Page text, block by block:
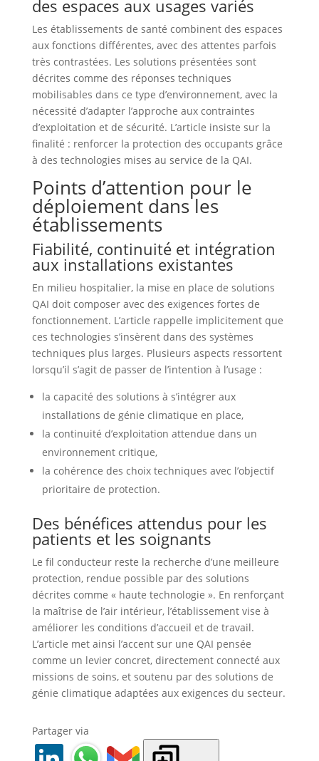
des espaces aux usages variés
Les établissements de santé combinent des espaces
aux fonctions différentes, avec des attentes parfois
très contrastées. Les solutions présentées sont
décrites comme des réponses techniques
mobilisables dans ce type d’environnement, avec la
nécessité d’adapter l’approche aux contraintes
d’exploitation et de sécurité. L’article insiste sur la
finalité : renforcer la protection des occupants grâce
à des technologies mises au service de la QAI.
Points d’attention pour le
déploiement dans les
établissements
Fiabilité, continuité et intégration
aux installations existantes
En milieu hospitalier, la mise en place de solutions
QAI doit composer avec des exigences fortes de
fonctionnement. L’article rappelle implicitement que
ces technologies s’insèrent dans des systèmes
techniques plus larges. Plusieurs aspects ressortent
lorsqu’il s’agit de passer de l’intention à l’usage :
la capacité des solutions à s’intégrer aux
installations de génie climatique en place,
la continuité d’exploitation attendue dans un
environnement critique,
la cohérence des choix techniques avec l’objectif
prioritaire de protection.
Des bénéfices attendus pour les
patients et les soignants
Le fil conducteur reste la recherche d’une meilleure
protection, rendue possible par des solutions
décrites comme « haute technologie ». En renforçant
la maîtrise de l’air intérieur, l’établissement vise à
améliorer les conditions d’accueil et de travail.
L’article met ainsi l’accent sur une QAI pensée
comme un levier concret, directement connecté aux
missions de soins, et soutenu par des solutions de
génie climatique adaptées aux exigences du secteur.
Partager via